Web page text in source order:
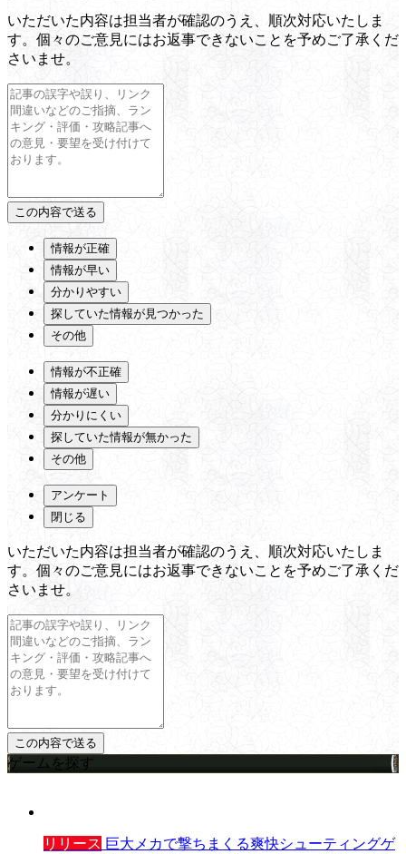
いただいた内容は担当者が確認のうえ、順次対応いたしま
す。個々のご意見にはお返事できないことを予めご了承くだ
さいませ。
情報が正確
情報が早い
分かりやすい
探していた情報が見つかった
その他
情報が不正確
情報が遅い
分かりにくい
探していた情報が無かった
その他
アンケート
閉じる
いただいた内容は担当者が確認のうえ、順次対応いたしま
す。個々のご意見にはお返事できないことを予めご了承くだ
さいませ。
ゲームを探す
リリース 巨大メカで撃ちまくる爽快シューティングゲ